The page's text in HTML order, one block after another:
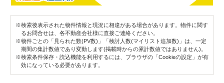
※検索後表示された物件情報と現況に相違がある場合があります。物件に関す
るお問合せは、各不動産会社様に直接ご連絡ください。
※物件ごとの「見られた数(PV数)」「検討人数(マイリスト追加数)」は、一定
期間の集計数値であり変動します(掲載時からの累計数値ではありません)。
※検索条件保存・読込機能を利用するには、ブラウザの「Cookieの設定」が有
効になっている必要があります。